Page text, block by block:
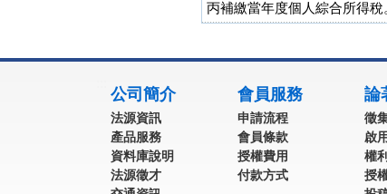
丙補繳當年度個人綜合所得稅
公司簡介
法源資訊
產品服務
資料庫說明
法源徵才
會員服務
申請流程
會員條款
授權費用
付款方式
論
徵
啟
權
授